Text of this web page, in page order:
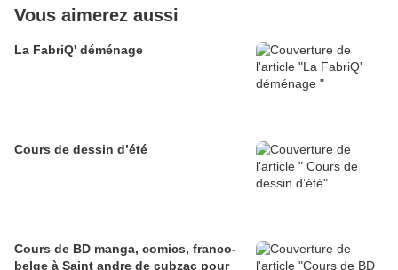
Vous aimerez aussi
La FabriQ' déménage
Cours de dessin d’été
Cours de BD manga, comics, franco-
belge à Saint andre de cubzac pour